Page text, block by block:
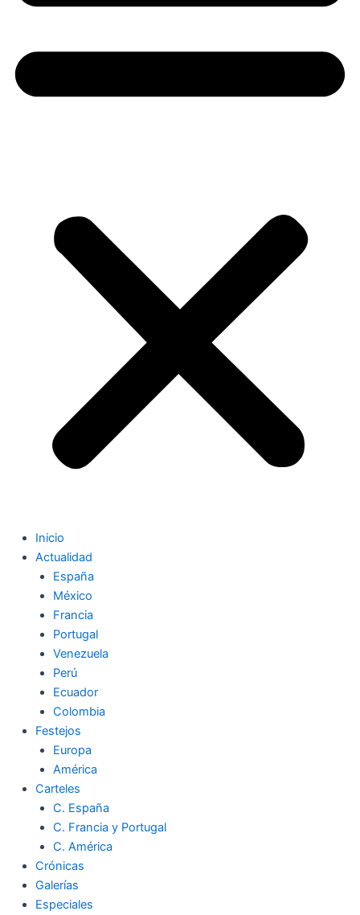
Inicio
Actualidad
España
México
Francia
Portugal
Venezuela
Perú
Ecuador
Colombia
Festejos
Europa
América
Carteles
C. España
C. Francia y Portugal
C. América
Crónicas
Galerías
Especiales